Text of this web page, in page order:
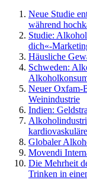
Neue Studie
während
Studie:
dich«-
Häusliche
Schweden:
Neuer Oxfam-
Weinindustrie
Indien:
Globaler
Movendi
Die Mehrheit
Trinken in